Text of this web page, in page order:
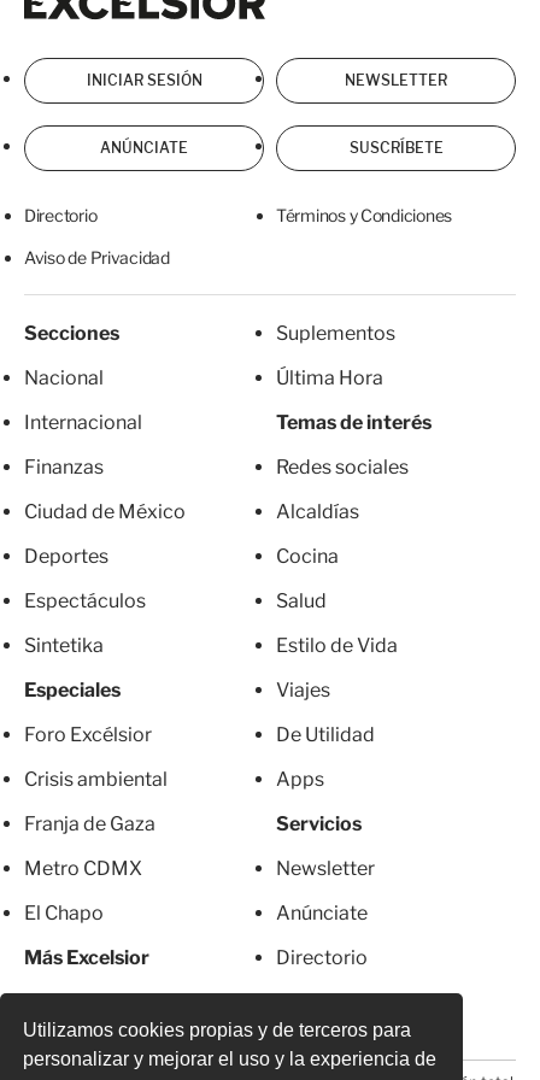
Utilizamos cookies propias y de terceros para
personalizar y mejorar el uso y la experiencia de
INICIAR SESIÓN NEWSLETTER
ANÚNCIATE SUSCRÍBETE
Directorio Términos y Condiciones
Aviso de Privacidad
Secciones
Nacional
Internacional
Finanzas
Ciudad de México
Deportes
Espectáculos
Sintetika
Especiales
Foro Excélsior
Crisis ambiental
Franja de Gaza
Metro CDMX
El Chapo
Más Excelsior
Suplementos
Última Hora
Temas de interés
Redes sociales
Alcaldías
Cocina
Salud
Estilo de Vida
Viajes
De Utilidad
Apps
Servicios
Newsletter
Anúnciate
Directorio